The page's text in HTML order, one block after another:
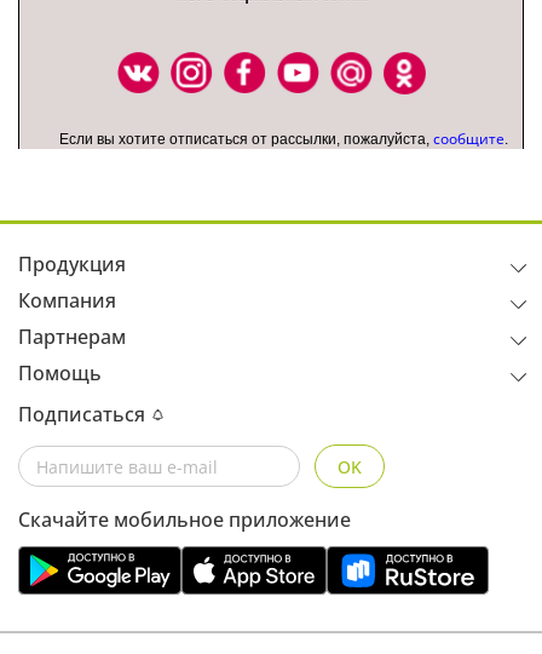
Если вы хотите отписаться от рассылки, пожалуйста, сообщите.
Компания
Партнерам
Продукция
Помощь
Подписаться
OK
Скачайте мобильное приложение